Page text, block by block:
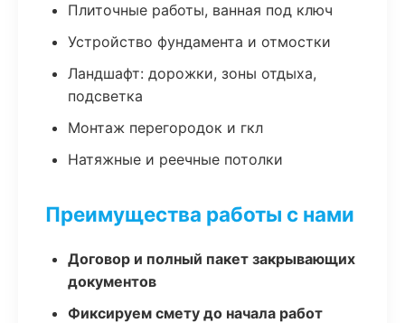
Плиточные работы, ванная под ключ
Устройство фундамента и отмостки
Ландшафт: дорожки, зоны отдыха,
подсветка
Монтаж перегородок и гкл
Натяжные и реечные потолки
Преимущества работы с нами
Договор и полный пакет закрывающих
документов
Фиксируем смету до начала работ